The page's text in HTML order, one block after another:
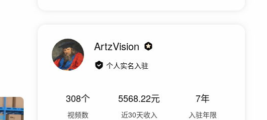
ArtzVision
个人实名入驻
308个
视频数
5568.22元
近30天收入
7年
入驻年限